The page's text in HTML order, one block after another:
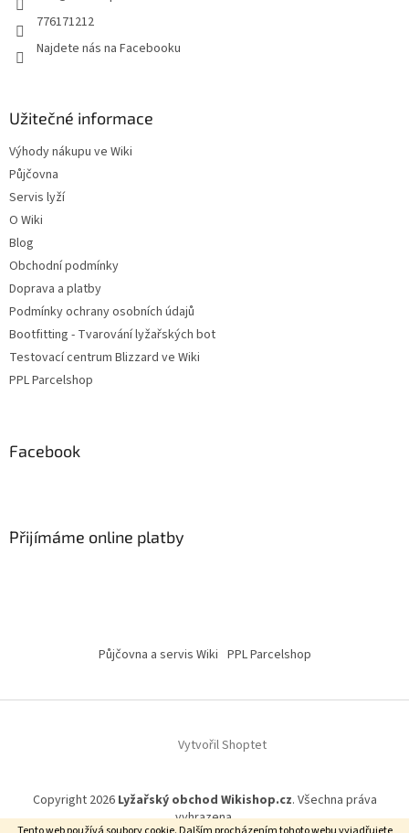
776171212
Najdete nás na Facebooku
Užitečné informace
Výhody nákupu ve Wiki
Půjčovna
Servis lyží
O Wiki
Blog
Obchodní podmínky
Doprava a platby
Podmínky ochrany osobních údajů
Bootfitting - Tvarování lyžařských bot
Testovací centrum Blizzard ve Wiki
PPL Parcelshop
Facebook
Přijímáme online platby
Půjčovna a servis Wiki PPL Parcelshop
Vytvořil Shoptet
Copyright 2026 Lyžařský obchod Wikishop.cz. Všechna práva
vyhrazena.